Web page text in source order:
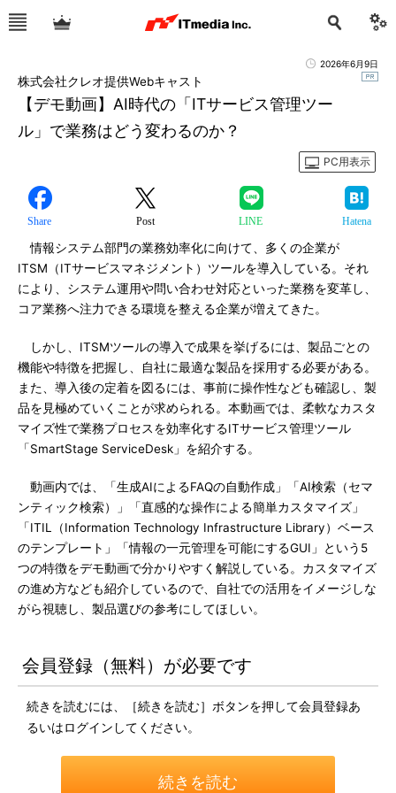
2026年6月9日
【デモ動画】AI時代の「ITサービス管理ツー
ル」で業務はどう変わるのか？
株式会社クレオ提供Webキャスト
PC用表示
Share Post LINE Hatena
情報システム部門の業務効率化に向けて、多くの企業が
ITSM（ITサービスマネジメント）ツールを導入している。それ
により、システム運用や問い合わせ対応といった業務を変革し、
コア業務へ注力できる環境を整える企業が増えてきた。
しかし、ITSMツールの導入で成果を挙げるには、製品ごとの
機能や特徴を把握し、自社に最適な製品を採用する必要がある。
また、導入後の定着を図るには、事前に操作性なども確認し、製
品を見極めていくことが求められる。本動画では、柔軟なカスタ
マイズ性で業務プロセスを効率化するITサービス管理ツール
「SmartStage ServiceDesk」を紹介する。
動画内では、「生成AIによるFAQの自動作成」「AI検索（セマ
ンティック検索）」「直感的な操作による簡単カスタマイズ」
「ITIL（Information Technology Infrastructure Library）ベース
のテンプレート」「情報の一元管理を可能にするGUI」という5
つの特徴をデモ動画で分かりやすく解説している。カスタマイズ
の進め方なども紹介しているので、自社での活用をイメージしな
がら視聴し、製品選びの参考にしてほしい。
会員登録（無料）が必要です
続きを読むには、［続きを読む］ボタンを押して会員登録あ
るいはログインしてください。
続きを読む